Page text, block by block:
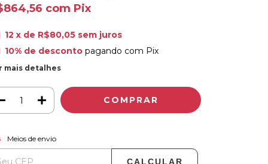
com Pix
12 x de R$80,05 sem juros
10% de descontopagando com Pix
mais detalhes
para o CEP:
Meios de envio
CALCULAR